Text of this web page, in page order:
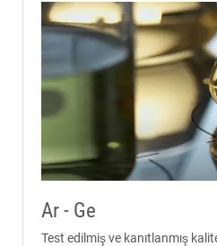
Ar - Ge
Test edilmiş ve kanıtlanmış